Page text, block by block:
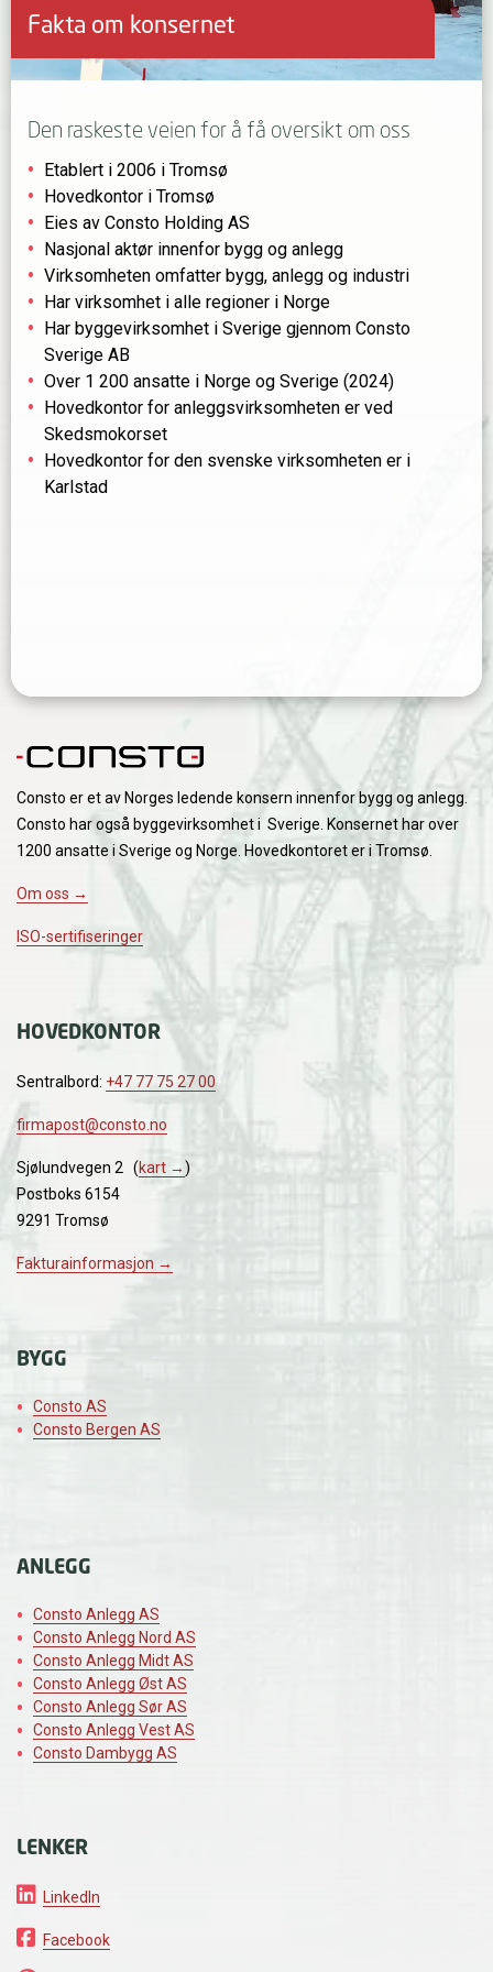
Fakta om konsernet
Den raskeste veien for å få oversikt om oss
Etablert i 2006 i Tromsø
Hovedkontor i Tromsø
Eies av Consto Holding AS
Nasjonal aktør innenfor bygg og anlegg
Virksomheten omfatter bygg, anlegg og industri
Har virksomhet i alle regioner i Norge
Har byggevirksomhet i Sverige gjennom Consto
Sverige AB
Over 1 200 ansatte i Norge og Sverige (2024)
Hovedkontor for anleggsvirksomheten er ved
Skedsmokorset
Hovedkontor for den svenske virksomheten er i
Karlstad
Consto er et av Norges ledende konsern innenfor bygg og anlegg.
Consto har også byggevirksomhet i Sverige. Konsernet har over
1200 ansatte i Sverige og Norge. Hovedkontoret er i Tromsø.
Om oss →
ISO-sertifiseringer
HOVEDKONTOR
Sentralbord: +47 77 75 27 00
firmapost@consto.no
Sjølundvegen 2 (kart →)
Postboks 6154
9291 Tromsø
Fakturainformasjon →
BYGG
Consto AS
Consto Bergen AS
ANLEGG
Consto Anlegg AS
Consto Anlegg Nord AS
Consto Anlegg Midt AS
Consto Anlegg Øst AS
Consto Anlegg Sør AS
Consto Anlegg Vest AS
Consto Dambygg AS
LENKER
LinkedIn
Facebook